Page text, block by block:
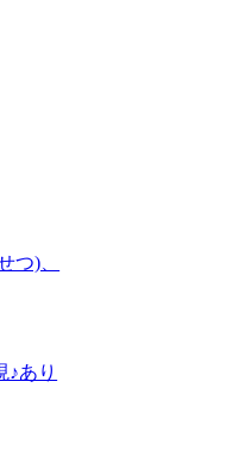
つ)、
♪あり